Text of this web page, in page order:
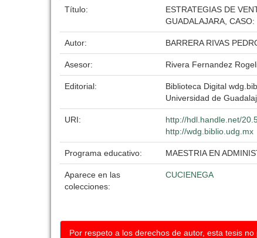
Título:
ESTRATEGIAS DE
GUADALAJARA, CASO:
Autor: BARRERA RIVAS
Asesor: Rivera Fernandez
Editorial:
Biblioteca Digital
Universidad de
URI:
http://hdl.handle.net/
http://wdg.biblio.udg.mx
Programa educativo: MAESTRIA EN
Aparece en las
colecciones:
CUCIENEGA
Por respeto a los derechos de autor, esta tesis